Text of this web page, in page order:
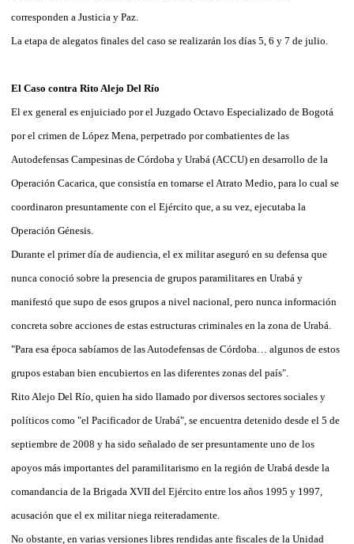
corresponden a Justicia y Paz.
La etapa de alegatos finales del caso se realizarán los días 5, 6 y 7 de julio.
El Caso contra Rito Alejo Del Río
El ex general es enjuiciado por el Juzgado Octavo Especializado de Bogotá
por el crimen de López Mena, perpetrado por combatientes de las
Autodefensas Campesinas de Córdoba y Urabá (ACCU) en desarrollo de la
Operación Cacarica, que consistía en tomarse el Atrato Medio, para lo cual se
coordinaron presuntamente con el Ejército que, a su vez, ejecutaba la
Operación Génesis.
Durante el primer día de audiencia, el ex militar aseguró en su defensa que
nunca conoció sobre la presencia de grupos paramilitares en Urabá y
manifestó que supo de esos grupos a nivel nacional, pero nunca información
concreta sobre acciones de estas estructuras criminales en la zona de Urabá.
"Para esa época sabíamos de las Autodefensas de Córdoba… algunos de estos
grupos estaban bien encubiertos en las diferentes zonas del país".
Rito Alejo Del Río, quien ha sido llamado por diversos sectores sociales y
políticos como "el Pacificador de Urabá", se encuentra detenido desde el 5 de
septiembre de 2008 y ha sido señalado de ser presuntamente uno de los
apoyos más importantes del paramilitarismo en la región de Urabá desde la
comandancia de la Brigada XVII del Ejército entre los años 1995 y 1997,
acusación que el ex militar niega reiteradamente.
No obstante, en varias versiones libres rendidas ante fiscales de la Unidad